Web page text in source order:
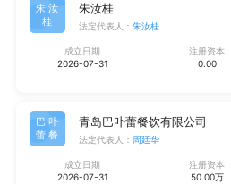
朱汝
桂
朱汝桂
法定代表人： 朱汝桂
成立日期
2026-07-31
注册资本
0.00
巴卟
蕾餐
青岛巴卟蕾餐饮有限公司
法定代表人： 周廷华
成立日期
2026-07-31
注册资本
50.00万